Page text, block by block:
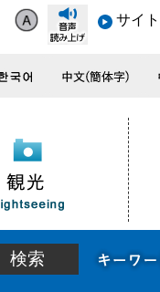
サイ